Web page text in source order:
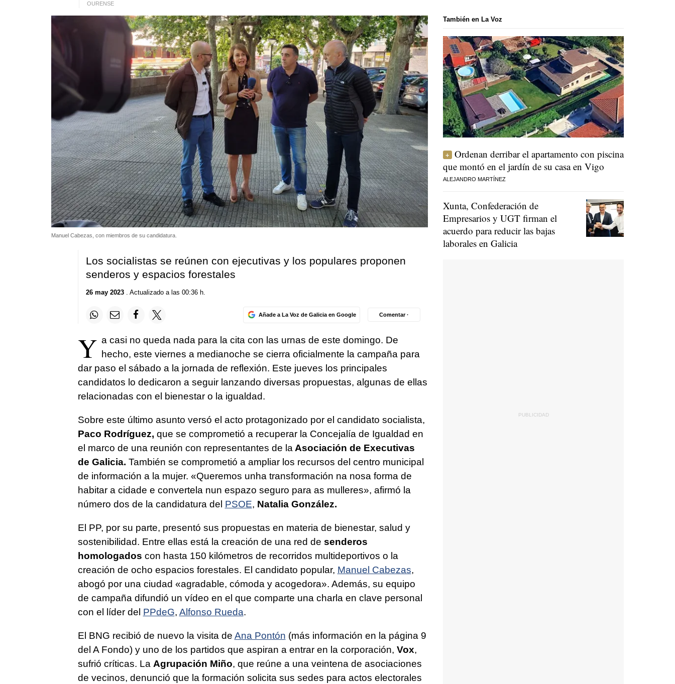
OURENSE
Manuel Cabezas, con miembros de su candidatura.
Los socialistas se reúnen con ejecutivas y los populares proponen
senderos y espacios forestales
26 may 2023. Actualizado a las 00:36 h.
Añade a La Voz de Galicia en Google Comentar ·
Y a casi no queda nada para la cita con las urnas de este domingo. De
hecho, este viernes a medianoche se cierra oficialmente la campaña para
dar paso el sábado a la jornada de reflexión. Este jueves los principales
candidatos lo dedicaron a seguir lanzando diversas propuestas, algunas de ellas
relacionadas con el bienestar o la igualdad.
Sobre este último asunto versó el acto protagonizado por el candidato socialista,
Paco Rodríguez, que se comprometió a recuperar la Concejalía de Igualdad en
el marco de una reunión con representantes de la Asociación de Executivas
de Galicia. También se comprometió a ampliar los recursos del centro municipal
de información a la mujer. «Queremos unha transformación na nosa forma de
habitar a cidade e convertela nun espazo seguro para as mulleres», afirmó la
número dos de la candidatura del PSOE, Natalia González.
El PP, por su parte, presentó sus propuestas en materia de bienestar, salud y
sostenibilidad. Entre ellas está la creación de una red de senderos
homologados con hasta 150 kilómetros de recorridos multideportivos o la
creación de ocho espacios forestales. El candidato popular, Manuel Cabezas,
abogó por una ciudad «agradable, cómoda y acogedora». Además, su equipo
de campaña difundió un vídeo en el que comparte una charla en clave personal
con el líder del PPdeG, Alfonso Rueda.
El BNG recibió de nuevo la visita de Ana Pontón (más información en la página 9
del A Fondo) y uno de los partidos que aspiran a entrar en la corporación, Vox,
sufrió críticas. La Agrupación Miño, que reúne a una veintena de asociaciones
de vecinos, denunció que la formación solicita sus sedes para actos electorales
También en La Voz
Ordenan derribar el apartamento con piscina
que montó en el jardín de su casa en Vigo
ALEJANDRO MARTÍNEZ
Xunta, Confederación de
Empresarios y UGT firman el
acuerdo para reducir las bajas
laborales en Galicia